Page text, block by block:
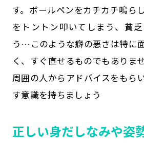
す。ボールペンをカチカチ鳴ら
をトントン叩いてしまう、貧
う…このような癖の悪さは特に
く、すぐ直せるものでもありま
周囲の人からアドバイスをもら
す意識を持ちましょう
正しい身だしなみや姿